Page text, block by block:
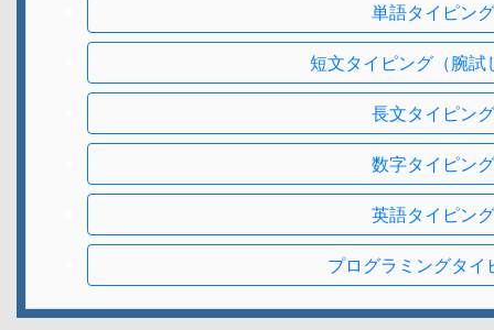
単語タイピング
短文タイピング（腕試
長文タイピング
数字タイピング
英語タイピング
プログラミングタイ